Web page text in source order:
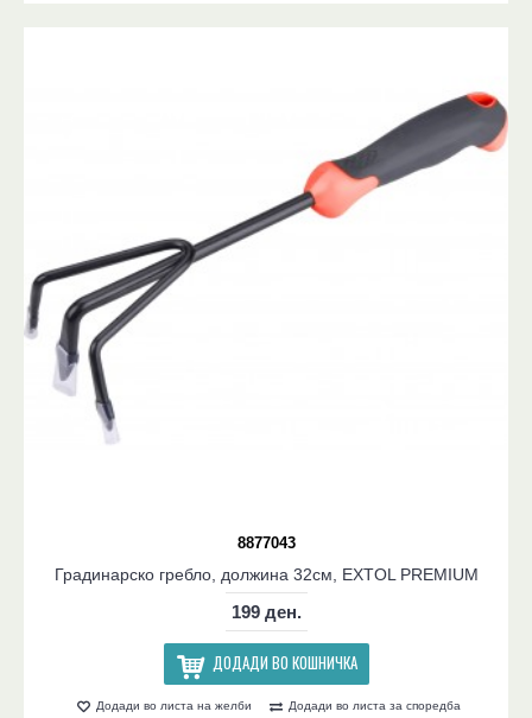
8877043
Градинарско гребло, должина 32см, EXTOL PREMIUM
199 ден.
ДОДАДИ ВО КОШНИЧКА
Додади во листа на желби Додади во листа за споредба